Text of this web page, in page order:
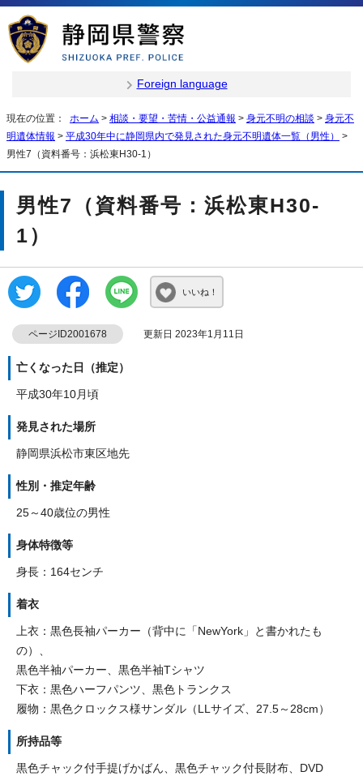
Foreign language
現在の位置： ホーム > 相談・要望・苦情・公益通報 > 身元不明の相談 > 身元不
明遺体情報 > 平成30年中に静岡県内で発見された身元不明遺体一覧（男性）
>
男性7（資料番号：浜松東H30-1）
男性7（資料番号：浜松東H30-
1）
いいね！
ページID2001678 更新日 2023年1月11日
亡くなった日（推定）
平成30年10月頃
発見された場所
静岡県浜松市東区地先
性別・推定年齢
25～40歳位の男性
身体特徴等
身長：164センチ
着衣
上衣：黒色長袖パーカー（背中に「NewYork」と書かれたも
の）、
黒色半袖パーカー、黒色半袖Tシャツ
下衣：黒色ハーフパンツ、黒色トランクス
履物：黒色クロックス様サンダル（LLサイズ、27.5～28cm）
所持品等
黒色チャック付手提げかばん、黒色チャック付長財布、DVD